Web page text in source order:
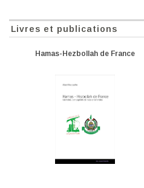
Livres et publications
Hamas-Hezbollah de France